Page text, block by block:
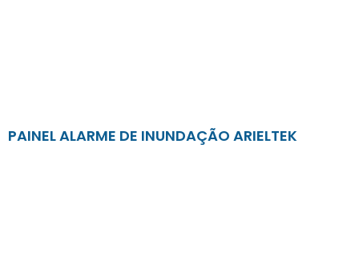
PAINEL ALARME DE INUNDAÇÃO ARIELTEK